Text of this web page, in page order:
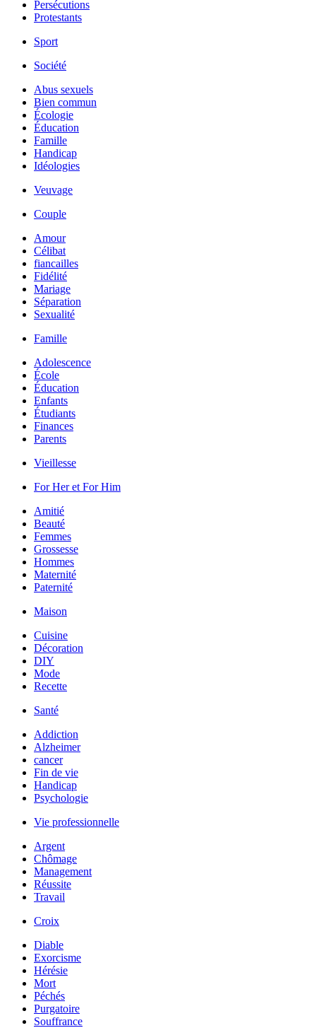
Persécutions
Protestants
Sport
Société
Abus sexuels
Bien commun
Écologie
Éducation
Famille
Handicap
Idéologies
Veuvage
Couple
Amour
Célibat
fiancailles
Fidélité
Mariage
Séparation
Sexualité
Famille
Adolescence
École
Éducation
Enfants
Étudiants
Finances
Parents
Vieillesse
For Her et For Him
Amitié
Beauté
Femmes
Grossesse
Hommes
Maternité
Paternité
Maison
Cuisine
Décoration
DIY
Mode
Recette
Santé
Addiction
Alzheimer
cancer
Fin de vie
Handicap
Psychologie
Vie professionnelle
Argent
Chômage
Management
Réussite
Travail
Croix
Diable
Exorcisme
Hérésie
Mort
Péchés
Purgatoire
Souffrance